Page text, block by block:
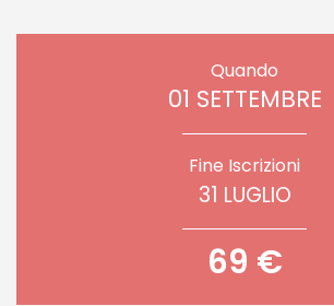
Quando
01 SETTEMBRE
Fine Iscrizioni
31 LUGLIO
69 €